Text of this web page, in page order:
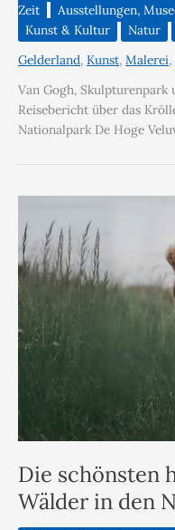
Zeit
Ausstellungen,
Kunst & Kultur
Natur
Gelderland, Kunst, Malerei,
Van Gogh,
Reisebericht über das
Nationalpark De Hoge
Die schönsten
Wälder in den